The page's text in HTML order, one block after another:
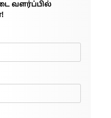
வளர்ப்பில்